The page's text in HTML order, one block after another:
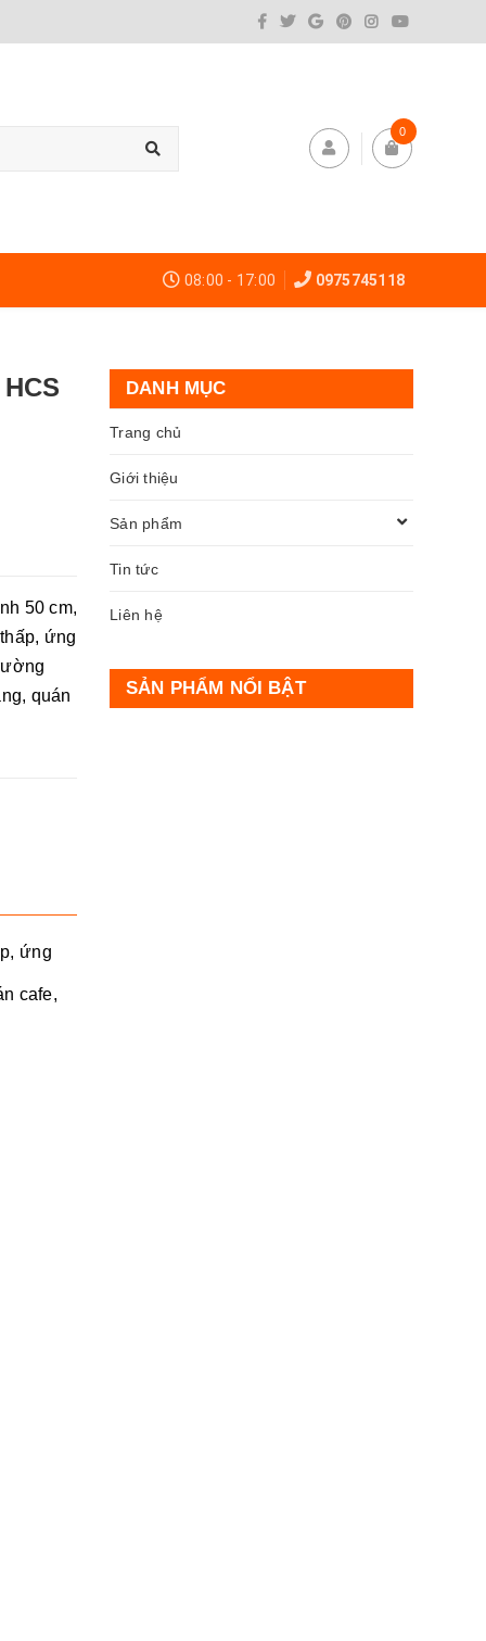
0
08:00 - 17:00 0975745118
50 cm,
ứng
quán
ứng
cafe,
DANH MỤC
Trang chủ
Giới thiệu
Sản phẩm
Tin tức
Liên hệ
SẢN PHẨM NỔI BẬT